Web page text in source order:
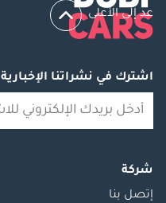
عد إلى الأعلى
اشترك في نشراتنا الإخبارية
شركة
إتصل بنا